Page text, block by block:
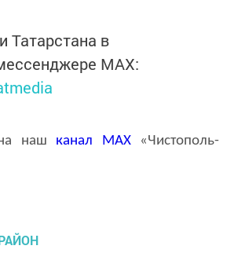
Татарстана в
MАХ:
на наш канал MAX«Чистополь-